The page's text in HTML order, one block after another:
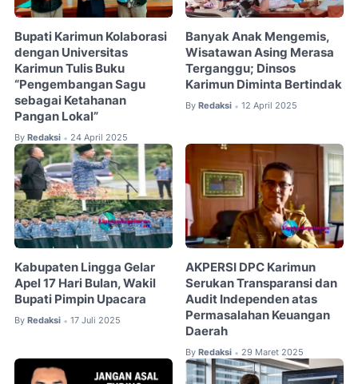
Bupati Karimun Kolaborasi
dengan Universitas
Karimun Tulis Buku
“Pengembangan Sagu
sebagai Ketahanan
Pangan Lokal”
By Redaksi • 24 April 2025
Banyak Anak Mengemis,
Wisatawan Asing Merasa
Terganggu; Dinsos
Karimun Diminta Bertindak
By Redaksi • 12 April 2025
Kabupaten Lingga Gelar
Apel 17 Hari Bulan, Wakil
Bupati Pimpin Upacara
By Redaksi • 17 Juli 2025
AKPERSI DPC Karimun
Serukan Transparansi dan
Audit Independen atas
Permasalahan Keuangan
Daerah
By Redaksi • 29 Maret 2025